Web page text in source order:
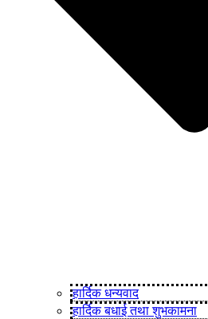
हार्दिक धन्यवाद
हार्दिक बधाई तथा शुभकामना